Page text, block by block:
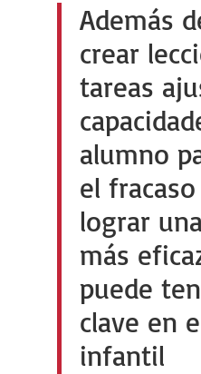
Además
crear
tareas
alumno
el
lograr
más
puede
clave en
infantil